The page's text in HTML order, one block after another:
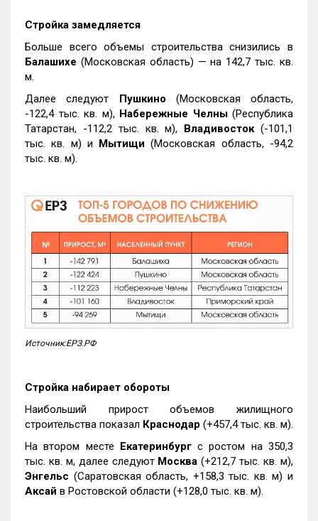
Стройка замедляется
Больше всего объемы строительства снизились в
Балашихе (Московская область) — на 142,7 тыс. кв.
м.
Далее следуют Пушкино (Московская область,
-122,4 тыс. кв. м), Набережные Челны(Республика
Татарстан, -112,2 тыс. кв. м), Владивосток(-101,1
тыс. кв. м) и Мытищи (Московская область, -94,2
тыс. кв. м).
Источник:ЕРЗ.РФ
Стройка набирает обороты
Наибольший прирост объемов жилищного
строительства показал Краснодар (+457,4 тыс. кв. м).
На втором месте Екатеринбургс ростом на 350,3
тыс. кв. м, далее следуют Москва (+212,7 тыс. кв. м),
Энгельс (Саратовская область, +158,3 тыс. кв. м) и
Аксай в Ростовской области (+128,0 тыс. кв. м).